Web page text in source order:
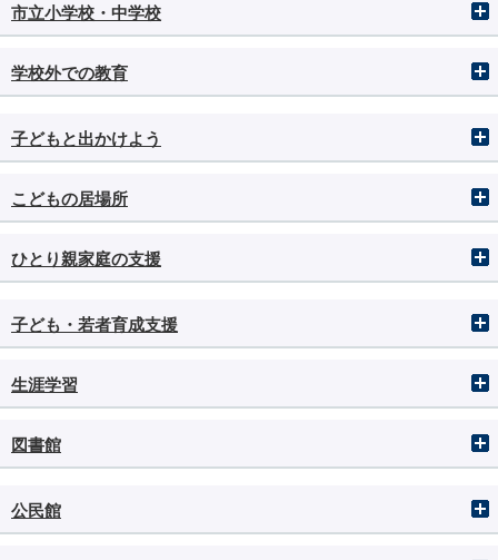
市立小学校・中学校
学校外での教育
子どもと出かけよう
こどもの居場所
ひとり親家庭の支援
子ども・若者育成支援
生涯学習
図書館
公民館